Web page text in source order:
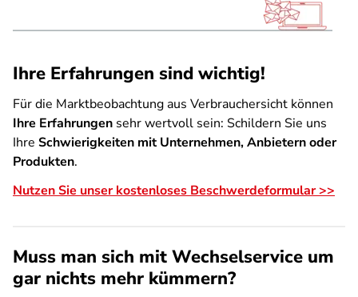
Ihre Erfahrungen sind wichtig!
Für die Marktbeobachtung aus Verbrauchersicht können
Ihre Erfahrungen sehr wertvoll sein: Schildern Sie uns
Ihre Schwierigkeiten mit Unternehmen, Anbietern oder
Produkten.
Nutzen Sie unser kostenloses Beschwerdeformular >>
Muss man sich mit Wechselservice um
gar nichts mehr kümmern?